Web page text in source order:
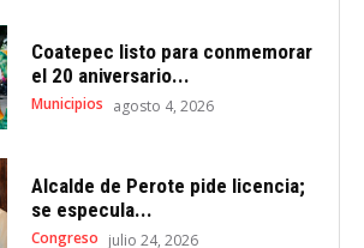
Coatepec listo para conmemorar
el 20 aniversario...
Municipios agosto 4, 2026
Alcalde de Perote pide licencia;
se especula...
Congreso julio 24, 2026